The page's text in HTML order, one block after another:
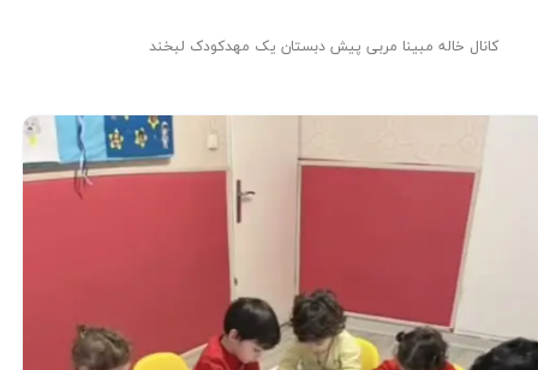
کانال خاله مبینا مربی پیش دبستان یک مهدکودک لبخند